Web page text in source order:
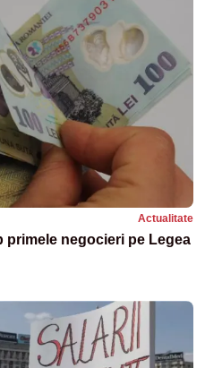
Actualitate
primele negocieri pe Legea